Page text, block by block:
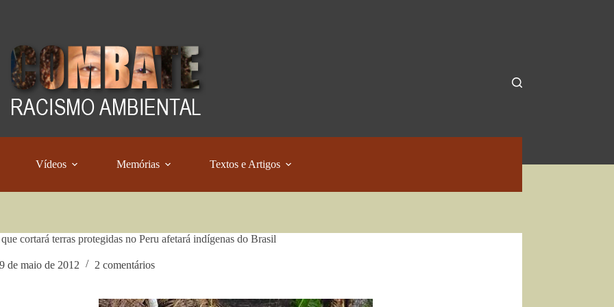
Vídeos Memórias Textos e Artigos
cortará terras protegidas no Peru afetará indígenas do Brasil
de maio de 2012 2 comentários